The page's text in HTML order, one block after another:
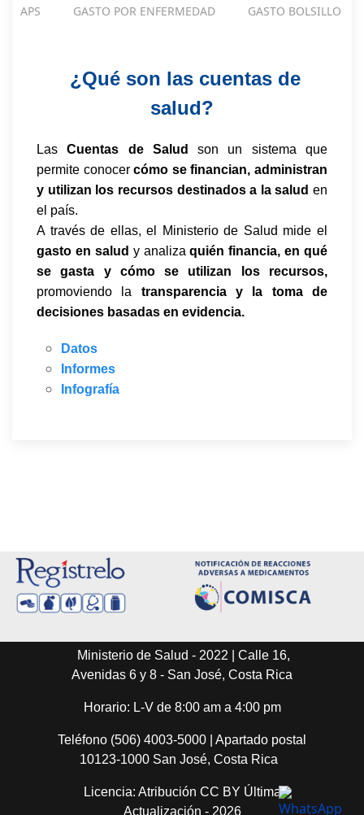
APS GASTO POR ENFERMEDAD GASTO BOLSILLO
¿Qué son las cuentas de
salud?
LasCuentas de Salud
son un sistema que
permite conocercómo se financian, administran
y utilizan los recursos destinados a la salud en
el país.
A través de ellas, el Ministerio de Salud mide el
gasto en salud y analizaquién financia, en qué
se gasta y cómo se utilizan los recursos,
promoviendo la transparencia y la toma de
decisiones basadas en evidencia.
Datos
Informes
Infografía
Ministerio de Salud - 2022 | Calle 16,
Avenidas 6 y 8 - San José, Costa Rica
Horario: L-V de 8:00 am a 4:00 pm
Teléfono (506) 4003-5000 | Apartado postal
10123-1000 San José, Costa Rica
Licencia: Atribución CC BY Última
Actualización - 2026